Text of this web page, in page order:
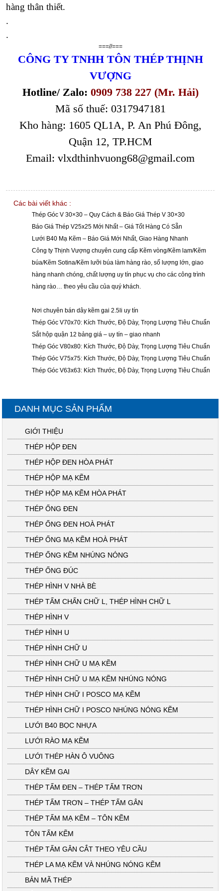
hàng thân thiết.
.
.
===//===
CÔNG TY TNHH TÔN THÉP THỊNH
VƯỢNG
Hotline/ Zalo: 0909 738 227 (Mr. Hải)
Mã số thuế: 0317947181
Kho hàng: 1605 QL1A, P. An Phú Đông,
Quận 12, TP.HCM
Email: vlxdthinhvuong68@gmail.com
Các bài viết khác :
Thép Góc V 30×30 – Quy Cách & Báo Giá Thép V 30×30
Báo Giá Thép V25x25 Mới Nhất – Giá Tốt Hàng Có Sẵn
Lưới B40 Mạ Kẽm – Báo Giá Mới Nhất, Giao Hàng Nhanh
Công ty Thịnh Vượng chuyên cung cấp Kẽm vòng/Kẽm lam/Kẽm
búa/Kẽm Sotina/Kẽm lưỡi búa làm hàng rào, số lượng lớn, giao
hàng nhanh chóng, chất lượng uy tín phục vụ cho các công trình
hàng rào… theo yêu cầu của quý khách.
Nơi chuyên bán dây kẽm gai 2.5li uy tín
Thép Góc V70x70: Kích Thước, Độ Dày, Trọng Lượng Tiêu Chuẩn
Sắt hộp quận 12 bảng giá – uy tín – giao nhanh
Thép Góc V80x80: Kích Thước, Độ Dày, Trọng Lượng Tiêu Chuẩn
Thép Góc V75x75: Kích Thước, Độ Dày, Trọng Lượng Tiêu Chuẩn
Thép Góc V63x63: Kích Thước, Độ Dày, Trọng Lượng Tiêu Chuẩn
DANH MỤC SẢN PHẨM
GIỚI THIỆU
THÉP HỘP ĐEN
THÉP HỘP ĐEN HÒA PHÁT
THÉP HỘP MẠ KẼM
THÉP HỘP MẠ KẼM HÒA PHÁT
THÉP ỐNG ĐEN
THÉP ỐNG ĐEN HOÀ PHÁT
THÉP ỐNG MẠ KẼM HOÀ PHÁT
THÉP ỐNG KẼM NHÚNG NÓNG
THÉP ỐNG ĐÚC
THÉP HÌNH V NHÀ BÈ
THÉP TẤM CHẤN CHỮ L, THÉP HÌNH CHỮ L
THÉP HÌNH V
THÉP HÌNH U
THÉP HÌNH CHỮ U
THÉP HÌNH CHỮ U MẠ KẼM
THÉP HÌNH CHỮ U MẠ KẼM NHÚNG NÓNG
THÉP HÌNH CHỮ I POSCO MẠ KẼM
THÉP HÌNH CHỮ I POSCO NHÚNG NÓNG KẼM
LƯỚI B40 BỌC NHỰA
LƯỚI RÀO MẠ KẼM
LƯỚI THÉP HÀN Ô VUÔNG
DÂY KẼM GAI
THÉP TẤM ĐEN – THÉP TẤM TRƠN
THÉP TẤM TRƠN – THÉP TẤM GÂN
THÉP TẤM MẠ KẼM – TÔN KẼM
TÔN TẤM KẼM
THÉP TẤM GÂN CẮT THEO YÊU CẦU
THÉP LA MẠ KẼM VÀ NHÚNG NÓNG KẼM
BẢN MÃ THÉP